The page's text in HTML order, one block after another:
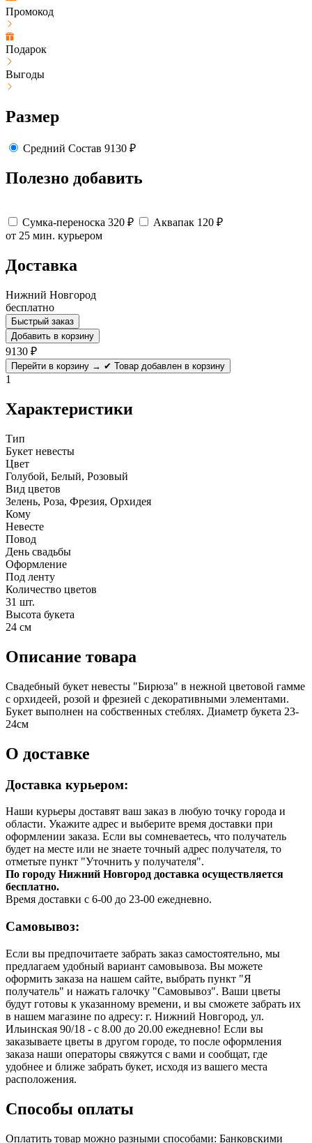
Промокод
Подарок
Выгоды
Размер
Средний Состав 9130 ₽
Полезно добавить
Сумка-переноска 320 ₽ Аквапак 120 ₽
от 25 мин. курьером
Доставка
Нижний Новгород
бесплатно
Быстрый заказ
Добавить в корзину
9130 ₽
Перейти в корзину → ✔ Товар добавлен в корзину
1
Характеристики
Тип
Букет невесты
Цвет
Голубой, Белый, Розовый
Вид цветов
Зелень, Роза, Фрезия, Орхидея
Кому
Невесте
Повод
День свадьбы
Оформление
Под ленту
Количество цветов
31 шт.
Высота букета
24 см
Описание товара
Свадебный букет невесты "Бирюза" в нежной цветовой гамме
с орхидеей, розой и фрезией с декоративными элементами.
Букет выполнен на собственных стеблях. Диаметр букета 23-
24см
О доставке
Доставка курьером:
Наши курьеры доставят ваш заказ в любую точку города и
области. Укажите адрес и выберите время доставки при
оформлении заказа. Если вы сомневаетесь, что получатель
будет на месте или не знаете точный адрес получателя, то
отметьте пункт "Уточнить у получателя".
По городу Нижний Новгород доставка осуществляется
бесплатно.
Время доставки с 6-00 до 23-00 ежедневно.
Самовывоз:
Если вы предпочитаете забрать заказ самостоятельно, мы
предлагаем удобный вариант самовывоза. Вы можете
оформить заказа на нашем сайте, выбрать пункт "Я
получатель" и нажать галочку "Самовывоз". Ваши цветы
будут готовы к указанному времени, и вы сможете забрать их
в нашем магазине по адресу: г. Нижний Новгород, ул.
Ильинская 90/18 - с 8.00 до 20.00 ежедневно! Если вы
заказываете цветы в другом городе, то после оформления
заказа наши операторы свяжутся с вами и сообщат, где
удобнее и ближе забрать букет, исходя из вашего места
расположения.
Способы оплаты
Оплатить товар можно разными способами: Банковскими